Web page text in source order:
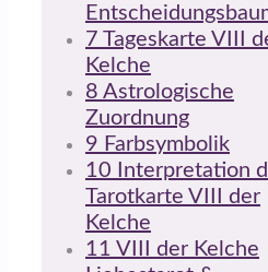
7 Tageskarte VIII
Kelche
8 Astrologische
Zuordnung
9 Farbsymbolik
10 Interpretation
Tarotkarte VIII der
Kelche
11 VIII der Kelche